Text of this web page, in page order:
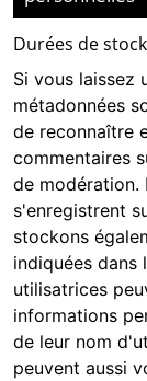
Durées de
Si vous laissez
métadonnées
de reconnaître
commentaires
de modération.
s'enregistrent
stockons
indiquées dans
utilisatrices
informations
de leur nom
peuvent aussi